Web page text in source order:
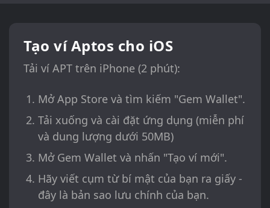
Tạo ví Aptos cho iOS
Tải ví APT trên iPhone (2 phút):
Mở App Store và tìm kiếm "Gem Wallet".
Tải xuống và cài đặt ứng dụng (miễn phí
và dung lượng dưới 50MB)
Mở Gem Wallet và nhấn "Tạo ví mới".
Hãy viết cụm từ bí mật của bạn ra giấy -
đây là bản sao lưu chính của bạn.